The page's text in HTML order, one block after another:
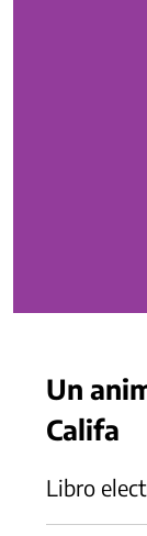
Un
Califa
Libro